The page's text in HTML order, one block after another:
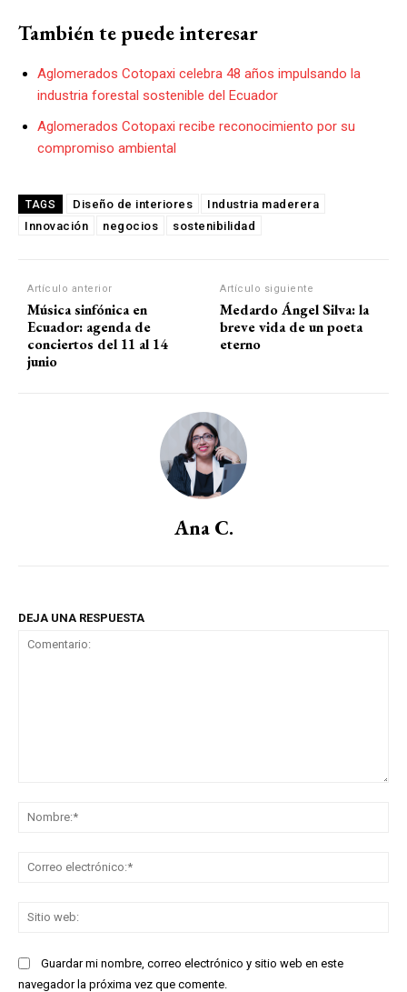
También te puede interesar
Aglomerados Cotopaxi celebra 48 años impulsando la
industria forestal sostenible del Ecuador
Aglomerados Cotopaxi recibe reconocimiento por su
compromiso ambiental
TAGS Diseño de interiores
Industria maderera
Innovación
negocios sostenibilidad
Artículo anterior
Música sinfónica en
Ecuador: agenda de
conciertos del 11 al 14
junio
Artículo siguiente
Medardo Ángel Silva: la
breve vida de un poeta
eterno
Ana C.
DEJA UNA RESPUESTA
Guardar mi nombre, correo electrónico y sitio web en este
navegador la próxima vez que comente.